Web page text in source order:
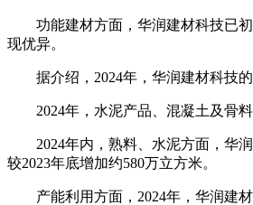
功能建材方面，华润建材科技已初
现优异。
据介绍，2024年，华润建材科技的
2024年，水泥产品、混凝土及骨料
2024年内，熟料、水泥方面，华润
较2023年底增加约580万立方米。
产能利用方面，2024年，华润建材